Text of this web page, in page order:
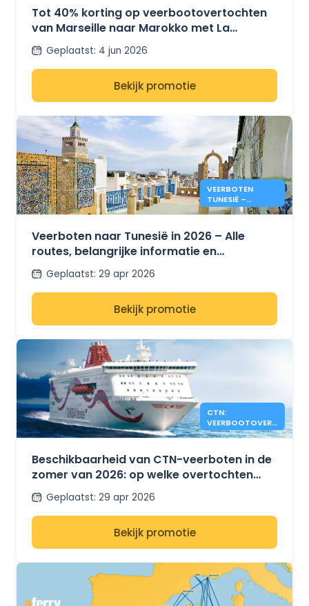
MAROKKO
Tot 40% korting op veerbootovertochten
van Marseille naar Marokko met La
Méridionale
Geplaatst: 4 jun 2026
Bekijk promotie
VEERBOTEN
TUNESIË –
PRIJZEN & INFO
Veerboten naar Tunesië in 2026 – Alle
routes, belangrijke informatie en
prijsontwikkelingen voor de zomer
Geplaatst: 29 apr 2026
Bekijk promotie
CTN:
VEERBOOTOVERS
TEKEN NOG
ZOMER 2026
Beschikbaarheid van CTN-veerboten in de
zomer van 2026: op welke overtochten
tussen Tunesië, Frankrijk en Italië is nog
plaats?
Geplaatst: 29 apr 2026
Bekijk promotie